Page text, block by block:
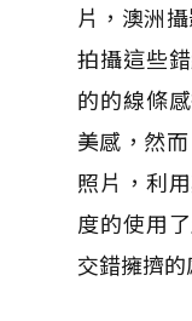
片，澳洲
拍攝這些
的的線條
美感，然
照片，利
度的使用
交錯擁擠的